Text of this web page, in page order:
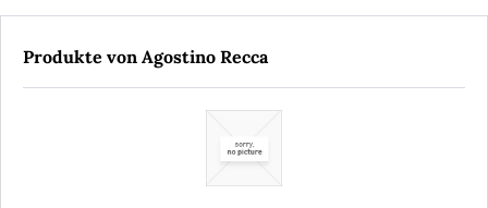
Produkte von Agostino Recca